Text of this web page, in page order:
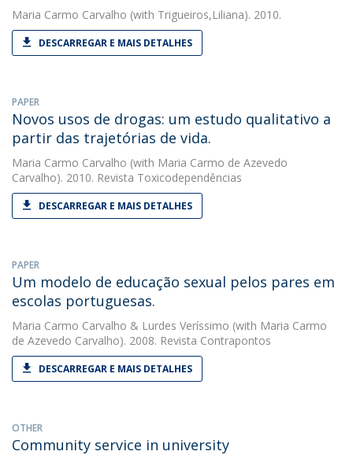
Maria Carmo Carvalho (with Trigueiros,Liliana). 2010.
DESCARREGAR E MAIS DETALHES
PAPER
Novos usos de drogas: um estudo qualitativo a
partir das trajetórias de vida.
Maria Carmo Carvalho (with Maria Carmo de Azevedo
Carvalho). 2010. Revista Toxicodependências
DESCARREGAR E MAIS DETALHES
PAPER
Um modelo de educação sexual pelos pares em
escolas portuguesas.
Maria Carmo Carvalho & Lurdes Veríssimo (with Maria Carmo
de Azevedo Carvalho). 2008. Revista Contrapontos
DESCARREGAR E MAIS DETALHES
OTHER
Community service in university